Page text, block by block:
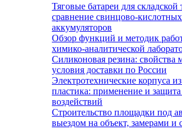
Тяговые батареи для
сравнение свинцово-
аккумуляторов
Обзор функций и методик
химико-аналитической
Силиконовая резина: свойства
условия доставки по России
Электротехнические корпуса
пластика: применение и
воздействий
Строительство площадки под
выездом на объект, замерами и